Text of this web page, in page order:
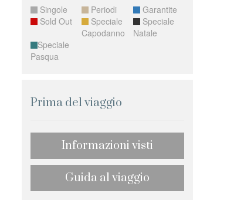
Singole Periodi
Garantite
Sold Out
Speciale
Capodanno
Speciale
Natale
Speciale
Pasqua
Prima del viaggio
Informazioni visti
Guida al viaggio